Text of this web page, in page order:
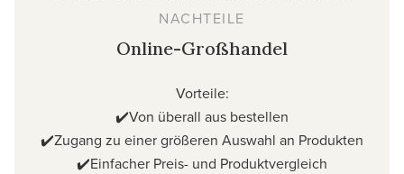
ACHTEILE
Online-Großhandel
Vorteile:
✔️Von überall aus bestellen
✔️Zugang zu einer größeren Auswahl an Produkten
✔️Einfacher Preis- und Produktvergleich